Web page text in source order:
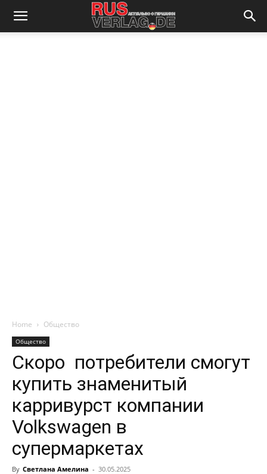
Home Общество
Общество
Скоро потребители смогут
купить знаменитый
карривурст компании
Volkswagen в
супермаркетах
By Светлана Амелина - 30.05.2025